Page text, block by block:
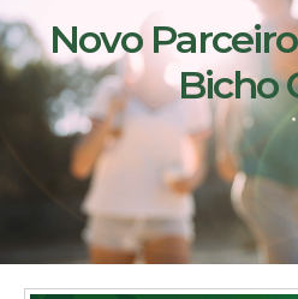
Novo
Bicho